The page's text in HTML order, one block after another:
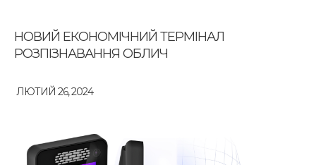
НОВИЙ ЕКОНОМІЧНИЙ ТЕРМІНАЛ
РОЗПІЗНАВАННЯ ОБЛИЧ
ЛЮТИЙ 26, 2024